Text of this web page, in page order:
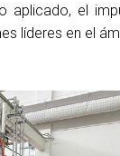
aplicado, el
líderes en el